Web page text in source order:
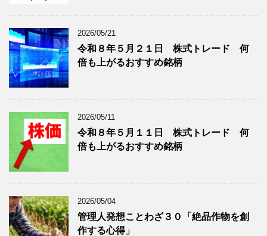
グ
記
事
を
表
示
グ
記
事
を
表
示
2026/05/21
令和８年５月２１日 株式トレード 何
倍も上がるおすすめ銘柄
2026/05/11
令和８年５月１１日 株式トレード 何
倍も上がるおすすめ銘柄
2026/05/04
管理人発想ことわざ３０「絶品作物を創
作する心得」